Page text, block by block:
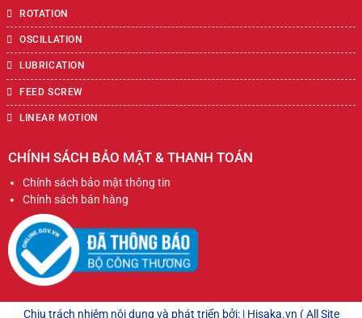
ROTATION
OSCILLATION
LUBRICATION
FEED SCREW
LINEAR MOTION
CHÍNH SÁCH BẢO MẬT & THANH TOÁN
Chính sách bảo mật thông tin
Chính sách bán hàng
Chịu trách nhiệm nội dung và phát triển bởi: | Hisaka.vn ( All Site